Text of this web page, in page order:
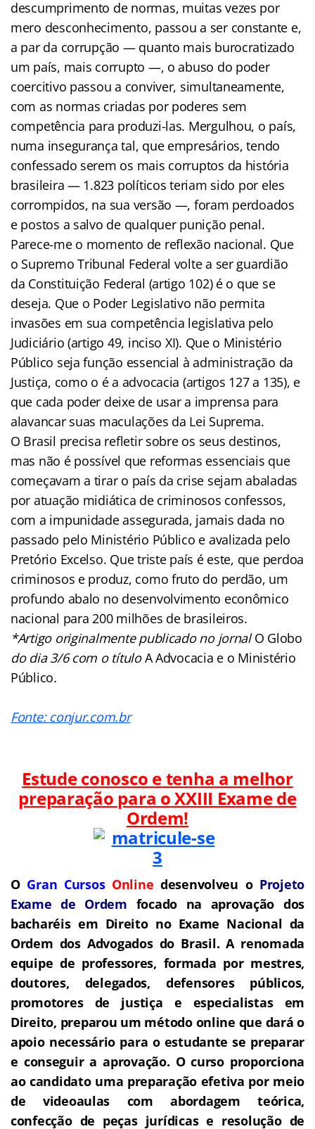
descumprimento de normas, muitas vezes por
mero desconhecimento, passou a ser constante e,
a par da corrupção — quanto mais burocratizado
um país, mais corrupto —, o abuso do poder
coercitivo passou a conviver, simultaneamente,
com as normas criadas por poderes sem
competência para produzi-las. Mergulhou, o país,
numa insegurança tal, que empresários, tendo
confessado serem os mais corruptos da história
brasileira — 1.823 políticos teriam sido por eles
corrompidos, na sua versão —, foram perdoados
e postos a salvo de qualquer punição penal.
Parece-me o momento de reflexão nacional. Que
o Supremo Tribunal Federal volte a ser guardião
da Constituição Federal (artigo 102) é o que se
deseja. Que o Poder Legislativo não permita
invasões em sua competência legislativa pelo
Judiciário (artigo 49, inciso XI). Que o Ministério
Público seja função essencial à administração da
Justiça, como o é a advocacia (artigos 127 a 135), e
que cada poder deixe de usar a imprensa para
alavancar suas maculações da Lei Suprema.
O Brasil precisa refletir sobre os seus destinos,
mas não é possível que reformas essenciais que
começavam a tirar o país da crise sejam abaladas
por atuação midiática de criminosos confessos,
com a impunidade assegurada, jamais dada no
passado pelo Ministério Público e avalizada pelo
Pretório Excelso. Que triste país é este, que perdoa
criminosos e produz, como fruto do perdão, um
profundo abalo no desenvolvimento econômico
nacional para 200 milhões de brasileiros.
*Artigo originalmente publicado no jornalO Globo
do dia 3/6 com o títuloA Advocacia e o Ministério
Público.
Fonte: conjur.com.br
Estude conosco e tenha a melhor
preparação para oXXIII Exame de
Ordem!
O Gran Cursos Online desenvolveu o Projeto
Exame de Ordem focado na aprovação dos
bacharéis em Direito no Exame Nacional da
Ordem dos Advogados do Brasil. A renomada
equipe de professores, formada por mestres,
doutores, delegados, defensores públicos,
promotores de justiça e especialistas em
Direito, preparou um método online que dará o
apoio necessário para o estudante se preparar
e conseguir a aprovação. O curso proporciona
ao candidato uma preparação efetiva por meio
de videoaulas com abordagem teórica,
confecção de peças jurídicas e resolução de